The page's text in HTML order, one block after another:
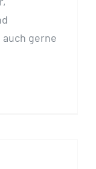
gerne